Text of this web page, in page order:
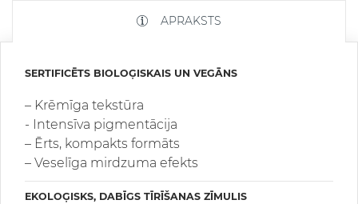
APRAKSTS
SERTIFICĒTS BIOLOĢISKAIS UN VEGĀNS
– Krēmīga tekstūra
- Intensīva pigmentācija
– Ērts, kompakts formāts
– Veselīga mirdzuma efekts
EKOLOĢISKS, DABĪGS TĪRĪŠANAS ZĪMULIS